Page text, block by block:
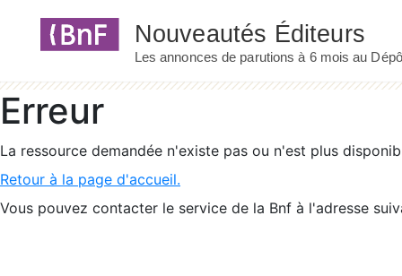
Erreur
La ressource demandée n'existe pas ou n'est plus
Retour à la page d'accueil.
Vous pouvez contacter le service de la Bnf à l'adresse